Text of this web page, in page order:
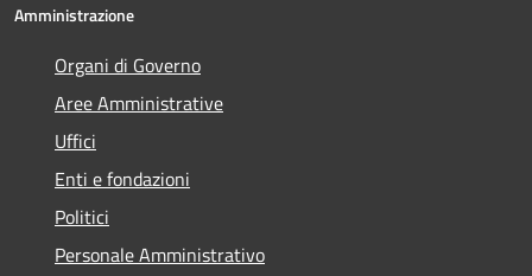
Amministrazione
Organi di Governo
Aree Amministrative
Uffici
Enti e fondazioni
Politici
Personale Amministrativo